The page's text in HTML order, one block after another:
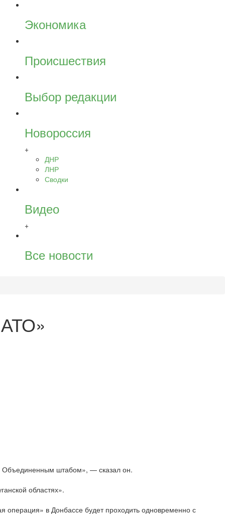
Экономика
Происшествия
Выбор редакции
Новороссия
+
ДНР
ЛНР
Сводки
Видео
+
Все новости
штабом», — сказал он.
областях».
операция» в Донбассе будет проходить одновременно с